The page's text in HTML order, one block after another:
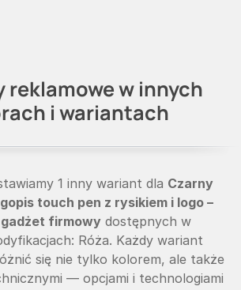
reklamowe w innych
i wariantach
1 inny wariant dla Czarny
touch pen z rysikiem i logo –
firmowy dostępnych w
Róża. Każdy wariant
się nie tylko kolorem, ale także
— opcjami i technologiami